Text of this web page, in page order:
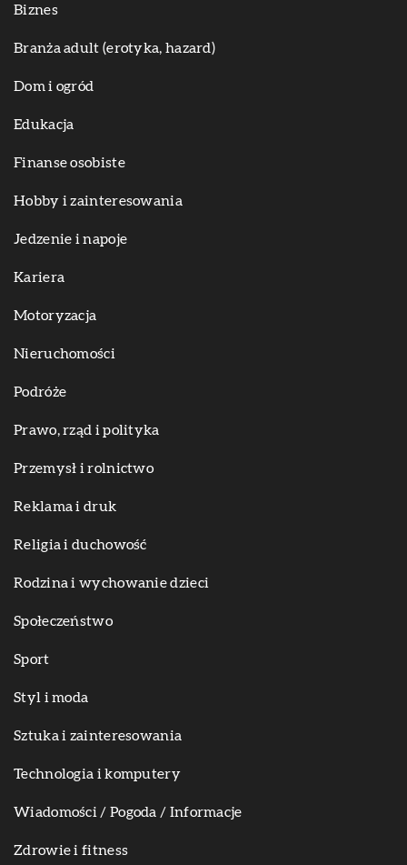
Biznes
Branża adult (erotyka, hazard)
Dom i ogród
Edukacja
Finanse osobiste
Hobby i zainteresowania
Jedzenie i napoje
Kariera
Motoryzacja
Nieruchomości
Podróże
Prawo, rząd i polityka
Przemysł i rolnictwo
Reklama i druk
Religia i duchowość
Rodzina i wychowanie dzieci
Społeczeństwo
Sport
Styl i moda
Sztuka i zainteresowania
Technologia i komputery
Wiadomości / Pogoda / Informacje
Zdrowie i fitness